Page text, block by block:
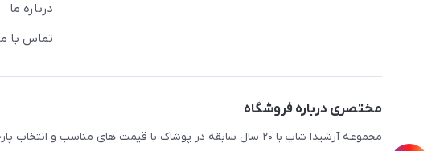
درباره ما
تماس با
مختصری درباره فروشگاه
مجموعه آرشیدا شاپ با ۲۰ سال سابقه در پوشاک با قیمت های